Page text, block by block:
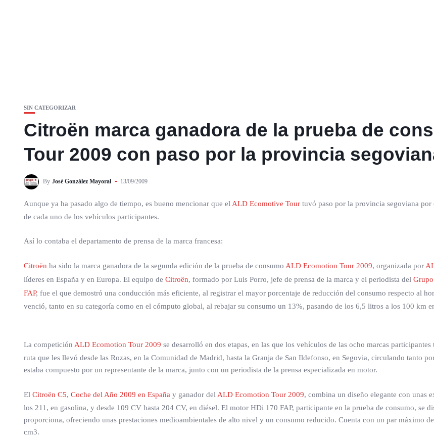
SIN CATEGORIZAR
Citroën marca ganadora de la prueba de
Tour 2009 con paso por la provincia
By José González Mayoral 13/09/2009
Aunque ya ha pasado algo de tiempo, es bueno mencionar que el ALD Ecomotive Tour tuvó paso por la provincia segoviana por
de cada uno de los vehículos participantes.
Así lo contaba el departamento de prensa de la marca francesa:
Citroën ha sido la marca ganadora de la segunda edición de la prueba de consumo ALD Ecomotion Tour 2009, organizada por
líderes en España y en Europa. El equipo de Citroën, formado por Luis Porro, jefe de prensa de la marca y el periodista del
FAP, fue el que demostró una conducción más eficiente, al registrar el mayor porcentaje de reducción del consumo respecto al
venció, tanto en su categoría como en el cómputo global, al rebajar su consumo un 13%, pasando de los 6,5 litros a los 100 km
La competición ALD Ecomotion Tour 2009 se desarrolló en dos etapas, en las que los vehículos de las ocho marcas
ruta que les llevó desde las Rozas, en la Comunidad de Madrid, hasta la Granja de San Ildefonso, en Segovia, circulando tanto
estaba compuesto por un representante de la marca, junto con un periodista de la prensa especializada en motor.
El Citroën C5, Coche del Año 2009 en España y ganador del ALD Ecomotion Tour 2009, combina un diseño elegante con unas
los 211, en gasolina, y desde 109 CV hasta 204 CV, en diésel. El motor HDi 170 FAP, participante en la prueba de consumo, se
proporciona, ofreciendo unas prestaciones medioambientales de alto nivel y un consumo reducido. Cuenta con un par máximo
cm3.